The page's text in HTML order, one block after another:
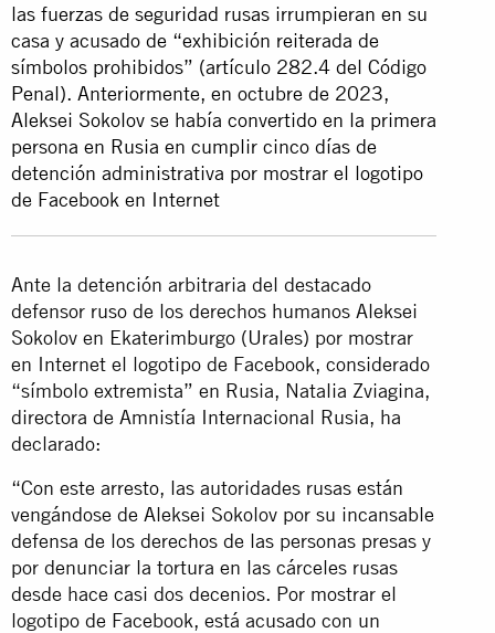
las fuerzas de seguridad rusas irrumpieran en su
casa y acusado de “exhibición reiterada de
símbolos prohibidos” (artículo 282.4 del Código
Penal). Anteriormente, en octubre de 2023,
Aleksei Sokolov se había convertido en la primera
persona en Rusia en cumplir cinco días de
detención administrativa por mostrar el logotipo
de Facebook en Internet
Ante la detención arbitraria del destacado
defensor ruso de los derechos humanos Aleksei
Sokolov en Ekaterimburgo (Urales) por mostrar
en Internet el logotipo de Facebook, considerado
“símbolo extremista” en Rusia, Natalia Zviagina,
directora de Amnistía Internacional Rusia, ha
declarado:
“Con este arresto, las autoridades rusas están
vengándose de Aleksei Sokolov por su incansable
defensa de los derechos de las personas presas y
por denunciar la tortura en las cárceles rusas
desde hace casi dos decenios. Por mostrar el
logotipo de Facebook, está acusado con un